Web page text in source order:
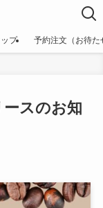
プ 予約注文（お待た
ースのお知